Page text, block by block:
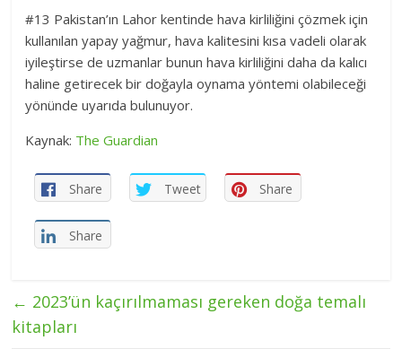
#13 Pakistan’ın Lahor kentinde hava kirliliğini çözmek için
kullanılan yapay yağmur, hava kalitesini kısa vadeli olarak
iyileştirse de uzmanlar bunun hava kirliliğini daha da kalıcı
haline getirecek bir doğayla oynama yöntemi olabileceği
yönünde uyarıda bulunuyor.
Kaynak: The Guardian
Share Tweet Share
Share
← 2023’ün kaçırılmaması gereken doğa temalı
kitapları